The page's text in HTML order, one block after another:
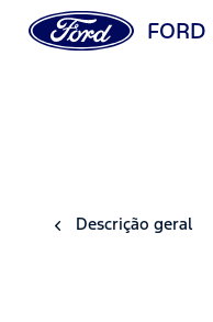
FORD
Descrição geral